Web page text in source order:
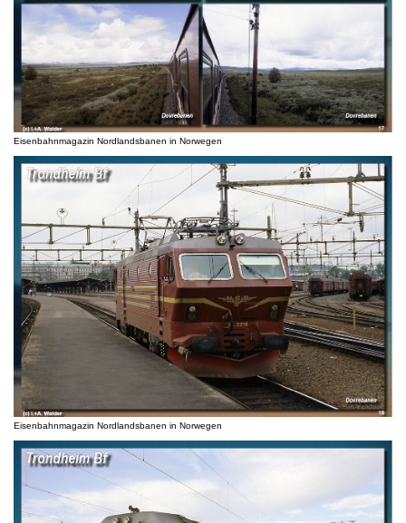
Eisenbahnmagazin Nordlandsbanen in Norwegen
Eisenbahnmagazin Nordlandsbanen in Norwegen